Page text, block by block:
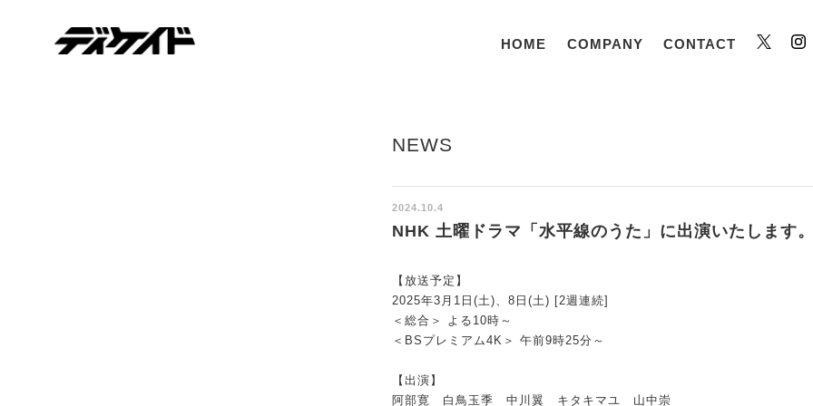
HOME COMPANY CONTACT
NEWS
2024.10.4
NHK 土曜ドラマ「水平線のうた」に出演いたします
【放送予定】
2025年3月1日(土)、8日(土) [2週連続]
＜総合＞ よる10時～
＜BSプレミアム4K＞ 午前9時25分～
【出演】
阿部寛 白鳥玉季 中川翼 キタキマユ 山中崇